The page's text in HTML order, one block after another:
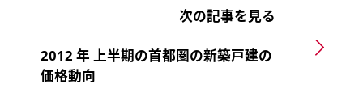
次の記事を見る
2012 年 上半期の首都圏の新築戸建の
価格動向